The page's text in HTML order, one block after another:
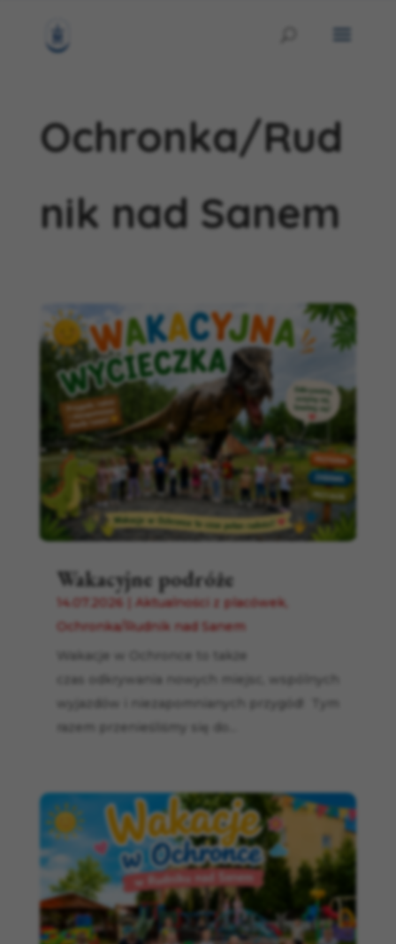
Ochronka/Rud
nik nad Sanem
Wakacyjne podróże
14.07.2026 Aktualności z placówek
Ochronka/Rudnik nad Sanem
Wakacje w Ochronce to także
czas odkrywania nowych miejsc, wspólnych
wyjazdów i niezapomnianych przygód! Tym
razem przenieśliśmy się do...